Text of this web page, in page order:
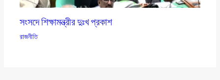
সংসদে শিক্ষামন্ত্রীর দুঃখ প্রকাশ
রাজনীতি